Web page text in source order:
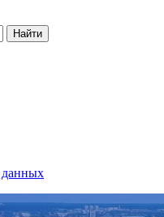
Найти
данных